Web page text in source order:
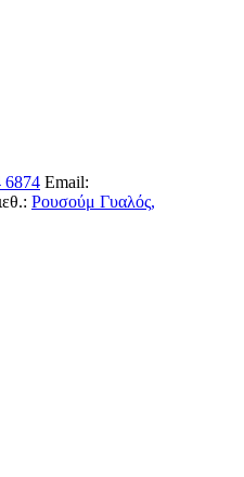
6874 Email:
Ρουσούμ Γυαλός,